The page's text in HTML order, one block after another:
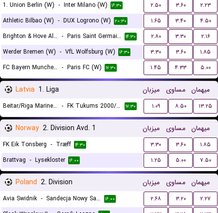
1. Union Berlin (W) - Inter Milano (W) ۱۶:۳۰ ۲.۵۰ ۳.۶۰
۲.۲۳
Athletic Bilbao (W) - DUX Logrono (W) ۲۰:۳۰ ۱.۶۵ ۳.۴۰
۴.۵۰
Brighton & Hove Albion (W) - Paris Saint Germain (W) ۱۴:۳۰ ۲.۸۰ ۳.۳۰
۲.۱۶
Werder Bremen (W) - VfL Wolfsburg (W) ۱۶:۳۰ ۳.۳۰ ۳.۶۰
۱.۸۵
FC Bayern Munchen (W) - Paris FC (W) ۱۷:۳۰ ۱.۴۵ ۴.۳۳ ۵.۰۰
Latvia 1. Liga میزبان مساوی میهمان
Beitar/Riga Mariners - FK Tukums 2000/Tss II ۱۷:۳۰ ۱.۰۹ ۸.۵۰ ۱۳.۲۵
Norway 2. Division Avd. 1 میزبان مساوی میهمان
FK Eik Tonsberg - Træff ۱۴:۳۰ ۳.۳۰ ۳.۶۰
۱.۸۵
Brattvag - Lysekloster ۱۶:۰۰ ۱.۲۵ ۵.۰۰ ۷.۵۰
Poland 2. Division میزبان مساوی میهمان
Avia Swidnik - Sandecja Nowy Sacz ۱۶:۰۰ ۲.۶۸ ۳.۲۰
۲.۲۷